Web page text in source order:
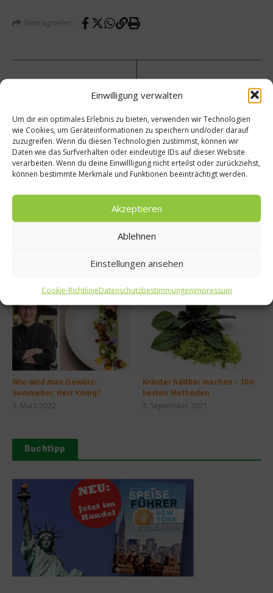
Einwilligung verwalten
Um dir ein optimales Erlebnis zu bieten, verwenden wir Technologien
wie Cookies, um Geräteinformationen zu speichern und/oder darauf
zuzugreifen. Wenn du diesen Technologien zustimmst, können wir
Daten wie das Surfverhalten oder eindeutige IDs auf dieser Website
verarbeiten. Wenn du deine Einwillligung nicht erteilst oder zurückziehst,
können bestimmte Merkmale und Funktionen beeinträchtigt werden.
Akzeptieren
Ablehnen
Einstellungen ansehen
Cookie-RichtlinieDatenschutzbestimmungenImpressum
Beitrag teilen
Gemüs
egarte
n im
Glas“
Nächster Beitrag
es
Tsibis
überni
mmt
Jimmy’
Wie wird man Gewürz-
Sommelier, Herr König?
3. März 2022
Kräuter haltbar machen – Die
besten Methoden
2. September 2021
Buchtipp